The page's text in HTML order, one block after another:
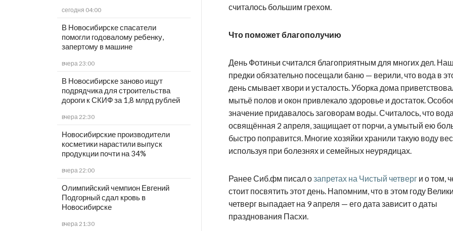
сегодня 04:00
В Новосибирске спасатели
помогли годовалому ребенку,
запертому в машине
вчера 23:00
В Новосибирске заново ищут
подрядчика для строительства
дороги к СКИФ за 1,8 млрд рублей
вчера 22:30
Новосибирские производители
косметики нарастили выпуск
продукции почти на 34%
вчера 22:00
Олимпийский чемпион Евгений
Подгорный сдал кровь в
Новосибирске
вчера 21:30
считалось большим грехом.
Что поможет благополучию
День Фотиньи считался благоприятным для многих дел.
предки обязательно посещали баню — верили, что вода в
день смывает хвори и усталость. Уборка дома
мытьё полов и окон привлекало здоровье и достаток.
значение придавалось заговорам воды. Считалось, что
освящённая 2 апреля, защищает от порчи, а умытый ею
быстро поправится. Многие хозяйки хранили такую воду
используя при болезнях и семейных неурядицах.
Ранее Сиб.фм писал озапретах на Чистый четверг и о том,
стоит посвятить этот день. Напомним, что в этом году
четверг выпадает на 9 апреля — его дата зависит о даты
празднования Пасхи.